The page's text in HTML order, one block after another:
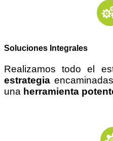
Soluciones Integrales
Realizamos todo el
estrategia
una herramienta